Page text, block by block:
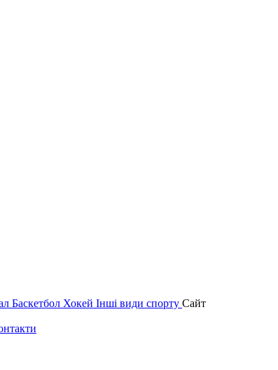
Баскетбол Хокей Інші види спорту Сайт